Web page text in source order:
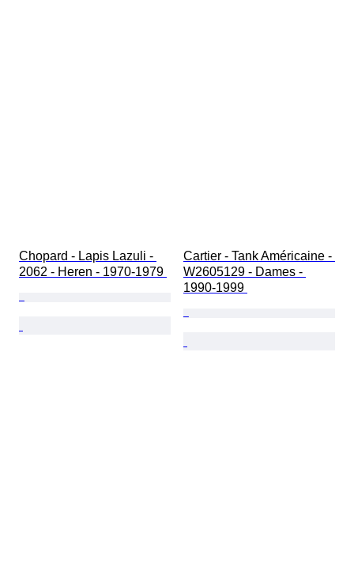
Chopard - Lapis Lazuli -
2062 - Heren - 1970-1979
Cartier - Tank Américaine -
W2605129 - Dames -
1990-1999